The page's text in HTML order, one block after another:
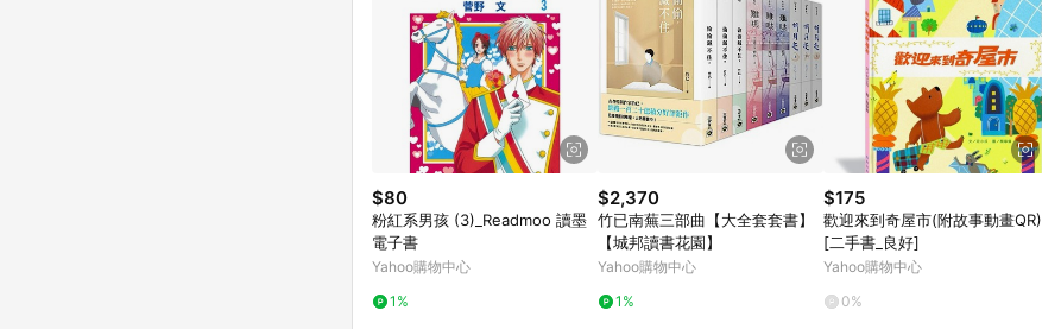
$80
粉紅系男孩 (3)_Readmoo 讀墨
電子書
Yahoo購物中心
1%
$2,370
竹已南蕪三部曲【大全套套書】
【城邦讀書花園】
Yahoo購物中心
1%
$175
歡迎來到奇屋市(附故事動畫QR)
[二手書_良好]
Yahoo購物中心
0%